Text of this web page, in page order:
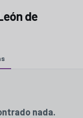
de
nada.